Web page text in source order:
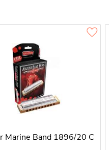
Marine Band 1896/20 C